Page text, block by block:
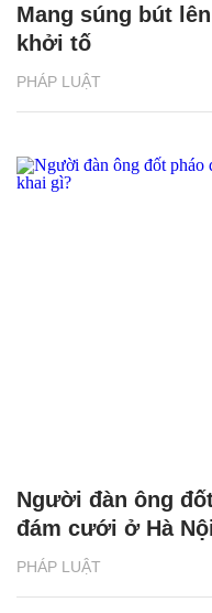
PHÁP LUẬT
Mang súng bút
khởi tố
PHÁP LUẬT
Người đàn ông
đám cưới ở Hà